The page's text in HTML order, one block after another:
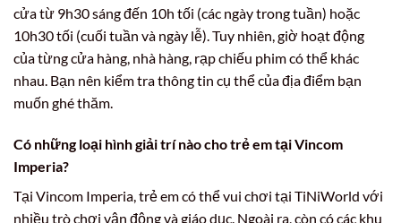
cửa từ 9h30 sáng đến 10h tối (các ngày trong tuần) hoặc
10h30 tối (cuối tuần và ngày lễ). Tuy nhiên, giờ hoạt động
của từng cửa hàng, nhà hàng, rạp chiếu phim có thể khác
nhau. Bạn nên kiểm tra thông tin cụ thể của địa điểm bạn
muốn ghé thăm.
Có những loại hình giải trí nào cho trẻ em tại Vincom
Imperia?
Tại Vincom Imperia, trẻ em có thể vui chơi tại TiNiWorld với
nhiều trò chơi vận động và giáo dục. Ngoài ra, còn có các khu